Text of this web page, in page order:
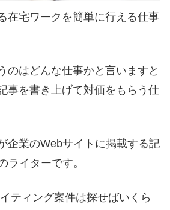
在宅ワークを簡単に行える仕事
のはどんな仕事かと言いますと
事を書き上げて対価をもらう仕
企業のWebサイトに掲載する記
ライターです。
ティング案件は探せばいくら